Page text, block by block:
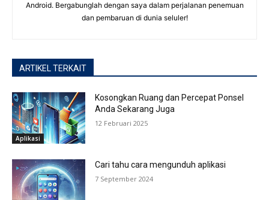
Android. Bergabunglah dengan saya dalam perjalanan penemuan
dan pembaruan di dunia seluler!
ARTIKEL TERKAIT
Aplikasi
Kosongkan Ruang dan Percepat Ponsel
Anda Sekarang Juga
12 Februari 2025
Cari tahu cara mengunduh aplikasi
7 September 2024